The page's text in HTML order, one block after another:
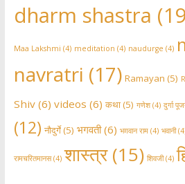
dharm shastra
Maa Lakshmi (4) meditation (4) naudurge (4)
navratri (17) Ramayan (5)
Shiv(6) videos (6) कथा(5) गणेश(4) दुर्गा
(12) नौदुर्गे(5) भगवती(6) भग़वान राम(4) भवानी
रामचरितमानस(4) शास्त्र(15) शिवजी(4)